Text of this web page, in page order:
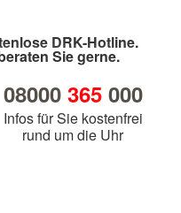
DRK-Hotline.
Sie gerne.
08000 365000
Infos für Sie kostenfrei
rund um die Uhr